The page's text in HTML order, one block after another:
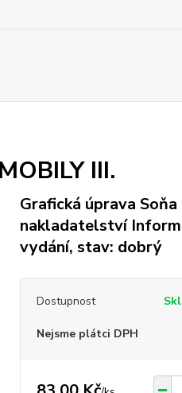
III.
Grafická úprava
nakladatelství
vydání, stav: dobrý
Dostupnost
Nejsme plátci DPH